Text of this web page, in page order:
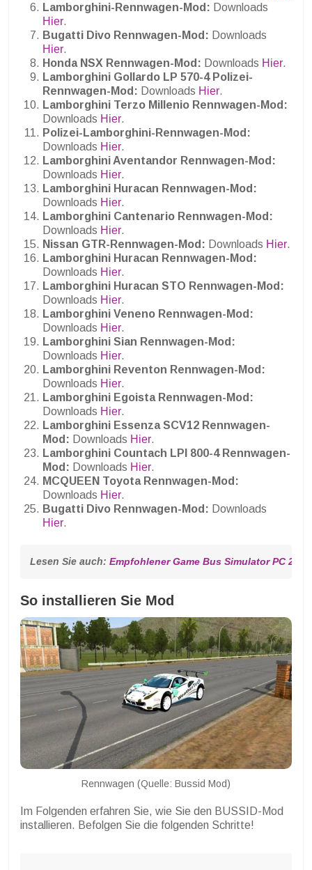
Lamborghini-Rennwagen-Mod: Downloads
Hier.
Bugatti Divo Rennwagen-Mod: Downloads
Hier.
Honda NSX Rennwagen-Mod: Downloads Hier.
Lamborghini Gollardo LP 570-4 Polizei-
Rennwagen-Mod: Downloads Hier.
Lamborghini Terzo Millenio Rennwagen-Mod:
Downloads Hier.
Polizei-Lamborghini-Rennwagen-Mod:
Downloads Hier.
Lamborghini Aventandor Rennwagen-Mod:
Downloads Hier.
Lamborghini Huracan Rennwagen-Mod:
Downloads Hier.
Lamborghini Cantenario Rennwagen-Mod:
Downloads Hier.
Nissan GTR-Rennwagen-Mod: Downloads Hier.
Lamborghini Huracan Rennwagen-Mod:
Downloads Hier.
Lamborghini Huracan STO Rennwagen-Mod:
Downloads Hier.
Lamborghini Veneno Rennwagen-Mod:
Downloads Hier.
Lamborghini Sian Rennwagen-Mod:
Downloads Hier.
Lamborghini Reventon Rennwagen-Mod:
Downloads Hier.
Lamborghini Egoista Rennwagen-Mod:
Downloads Hier.
Lamborghini Essenza SCV12 Rennwagen-
Mod: Downloads Hier.
Lamborghini Countach LPI 800-4 Rennwagen-
Mod: Downloads Hier.
MCQUEEN Toyota Rennwagen-Mod:
Downloads Hier.
Bugatti Divo Rennwagen-Mod: Downloads
Hier.
Lesen Sie auch: Empfohlener Game Bus Simulator PC 2023
So installieren Sie Mod
Rennwagen (Quelle: Bussid Mod)
Im Folgenden erfahren Sie, wie Sie den BUSSID-Mod
installieren. Befolgen Sie die folgenden Schritte!